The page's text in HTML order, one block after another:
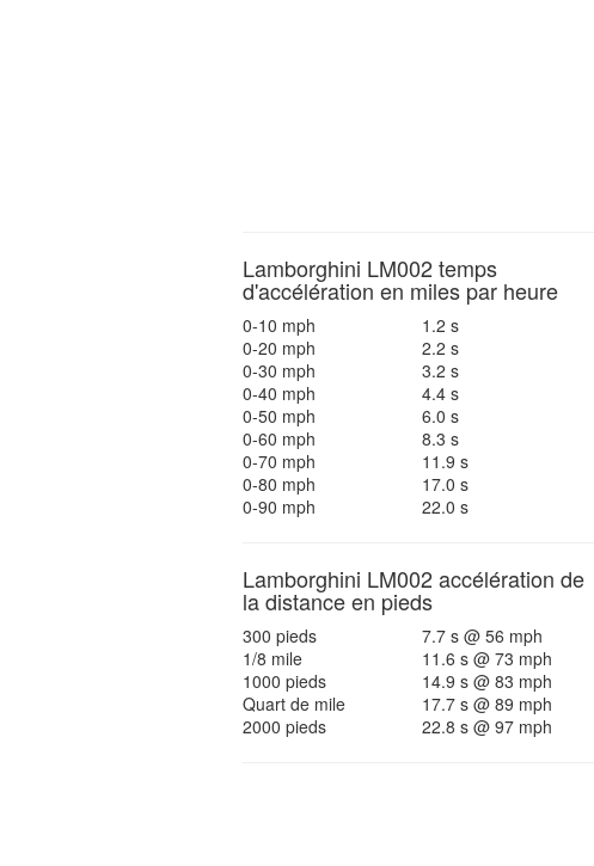
Lamborghini LM002 temps
d'accélération en miles par heure
0-10 mph
1.2 s
0-20 mph
2.2 s
0-30 mph
3.2 s
0-40 mph
4.4 s
0-50 mph
6.0 s
0-60 mph
8.3 s
0-70 mph
11.9 s
0-80 mph
17.0 s
0-90 mph
22.0 s
Lamborghini LM002 accélération de
la distance en pieds
300 pieds
7.7 s @ 56 mph
1/8 mile
11.6 s @ 73 mph
1000 pieds
14.9 s @ 83 mph
Quart de mile
17.7 s @ 89 mph
2000 pieds
22.8 s @ 97 mph